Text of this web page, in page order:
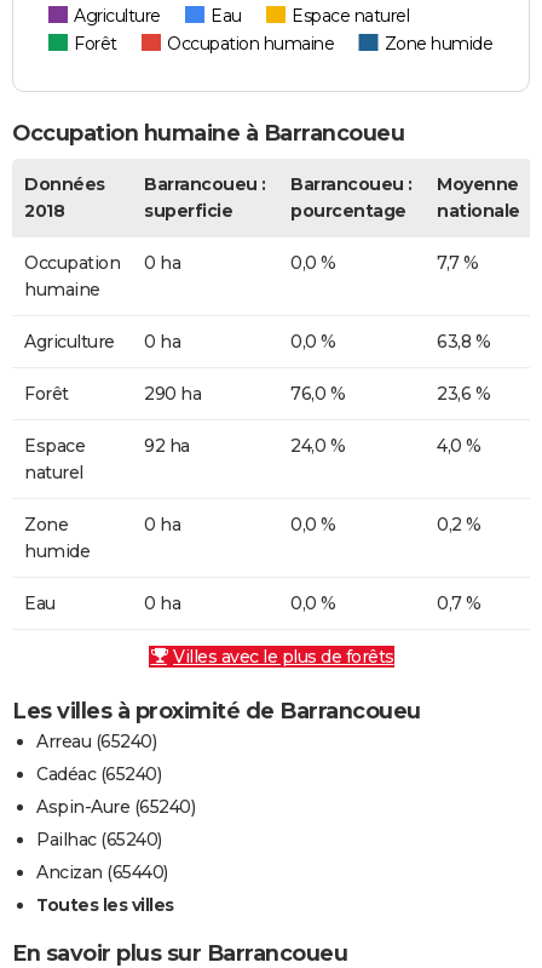
Agriculture Eau
Espace naturel
Forêt
Occupation humaine Zone humide
Occupation humaine à Barrancoueu
Données
2018
Barrancoueu :
superficie
Barrancoueu :
pourcentage
Moyenne
nationale
Occupation
humaine
0 ha 0,0 % 7,7 %
Agriculture 0 ha 0,0 % 63,8 %
Forêt 290 ha 76,0 % 23,6 %
Espace
naturel
92 ha 24,0 % 4,0 %
Zone
humide
0 ha 0,0 % 0,2 %
Eau 0 ha 0,0 % 0,7 %
Villes avec le plus de forêts
Les villes à proximité de Barrancoueu
Arreau (65240)
Cadéac (65240)
Aspin-Aure (65240)
Pailhac (65240)
Ancizan (65440)
Toutes les villes
En savoir plus sur Barrancoueu